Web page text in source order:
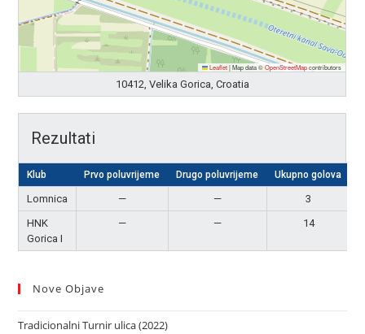
Leaflet |Map data ©OpenStreetMapcontributors
10412, Velika Gorica, Croatia
Rezultati
Klub Prvo poluvrijeme Drugo poluvrijeme Ukupno golova
Lomnica — — 3
HNK
Gorica I
— — 14
Nove Objave
Tradicionalni Turnir ulica (2022)